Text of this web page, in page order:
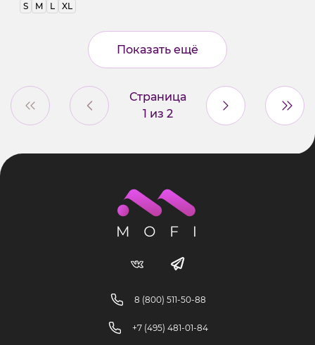
S
M L XL
Показать ещё
Страница
1 из 2
8 (800) 511-50-88
+7 (495) 481-01-84